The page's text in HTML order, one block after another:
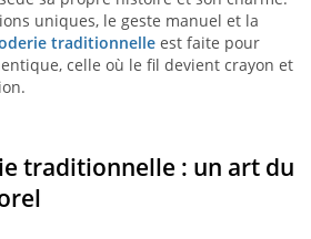
uniques, le geste manuel et la
traditionnelle est faite pour
celle où le fil devient crayon et
traditionnelle : un art du